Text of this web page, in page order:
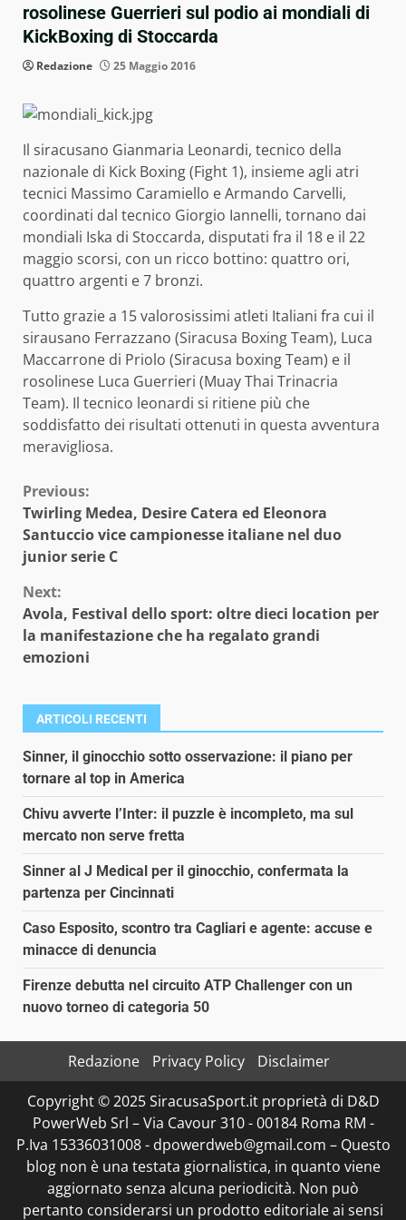
rosolinese Guerrieri sul podio ai mondiali di
KickBoxing di Stoccarda
Redazione 25 Maggio 2016
Il siracusano Gianmaria Leonardi, tecnico della
nazionale di Kick Boxing (Fight 1), insieme agli atri
tecnici Massimo Caramiello e Armando Carvelli,
coordinati dal tecnico Giorgio Iannelli, tornano dai
mondiali Iska di Stoccarda, disputati fra il 18 e il 22
maggio scorsi, con un ricco bottino: quattro ori,
quattro argenti e 7 bronzi.
Tutto grazie a 15 valorosissimi atleti Italiani fra cui il
sirausano Ferrazzano (Siracusa Boxing Team), Luca
Maccarrone di Priolo (Siracusa boxing Team) e il
rosolinese Luca Guerrieri (Muay Thai Trinacria
Team). Il tecnico leonardi si ritiene più che
soddisfatto dei risultati ottenuti in questa avventura
meravigliosa.
Continue
Reading
Previous:
Twirling Medea, Desire Catera ed Eleonora
Santuccio vice campionesse italiane nel duo
junior serie C
Next:
Avola, Festival dello sport: oltre dieci location per
la manifestazione che ha regalato grandi
emozioni
ARTICOLI RECENTI
Sinner, il ginocchio sotto osservazione: il piano per
tornare al top in America
Chivu avverte l’Inter: il puzzle è incompleto, ma sul
mercato non serve fretta
Sinner al J Medical per il ginocchio, confermata la
partenza per Cincinnati
Caso Esposito, scontro tra Cagliari e agente: accuse e
minacce di denuncia
Firenze debutta nel circuito ATP Challenger con un
nuovo torneo di categoria 50
Redazione Privacy Policy
Disclaimer
Copyright © 2025 SiracusaSport.it proprietà di D&D
PowerWeb Srl – Via Cavour 310 - 00184 Roma RM -
P.Iva 15336031008 - dpowerdweb@gmail.com – Questo
blog non è una testata giornalistica, in quanto viene
aggiornato senza alcuna periodicità. Non può
pertanto considerarsi un prodotto editoriale ai sensi